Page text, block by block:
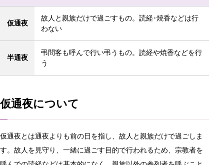
仮通夜
故人と親族だけで過ごすもの。読経･焼香などは行
わない
半通夜
弔問客も呼んで行い弔うもの。読経や焼香などを行
う
仮通夜について
仮通夜とは通夜よりも前の日を指し、故人と親族だけで過ごしま
す。故人を見守り、一緒に過ごす目的で行われるため、宗教者を